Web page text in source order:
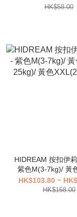
HK$58.00
HIDREAM 按扣伊
紫色M(3-7kg)/ 黃
25kg)/ 黃色
HK$103.80 ~
HK$168.00